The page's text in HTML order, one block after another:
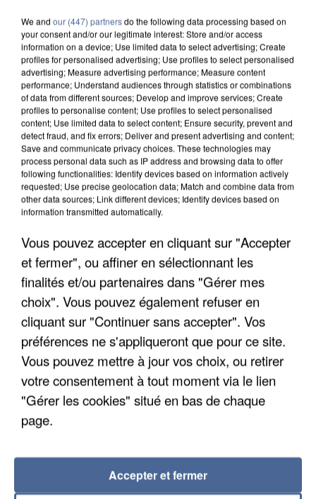
UNE TOURISTE DE L’OISE EMPORTÉE PAR UNE
COULÉE DE BOUE EN HAUTE-SAVOIE
We and our (447) partnersdo the following data processing based on
your consent and/or our legitimate interest: Store and/or access
information on a device; Use limited data to select advertising; Create
profiles for personalised advertising; Use profiles to select personalised
advertising; Measure advertising performance; Measure content
performance; Understand audiences through statistics or combinations
of data from different sources; Develop and improve services; Create
profiles to personalise content; Use profiles to select personalised
content; Use limited data to select content; Ensure security, prevent and
detect fraud, and fix errors; Deliver and present advertising and content;
Save and communicate privacy choices. These technologies may
process personal data such as IP address and browsing data to offer
following functionalities: Identify devices based on information actively
requested; Use precise geolocation data; Match and combine data from
other data sources; Link different devices; Identify devices based on
information transmitted automatically.
Vous pouvez accepter en cliquant sur "Accepter
et fermer", ou affiner en sélectionnant les
finalités et/ou partenaires dans "Gérer mes
choix". Vous pouvez également refuser en
cliquant sur "Continuer sans accepter". Vos
préférences ne s'appliqueront que pour ce site.
Vous pouvez mettre à jour vos choix, ou retirer
votre consentement à tout moment via le lien
"Gérer les cookies" situé en bas de chaque
page.
Accepter et fermer